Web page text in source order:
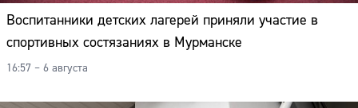
Воспитанники детских лагерей приняли участие в
спортивных состязаниях в Мурманске
16:57 – 6 августа